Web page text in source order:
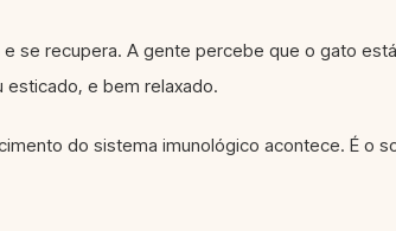
se recupera. A gente percebe que o gato está
e bem relaxado.
do sistema imunológico acontece. É o